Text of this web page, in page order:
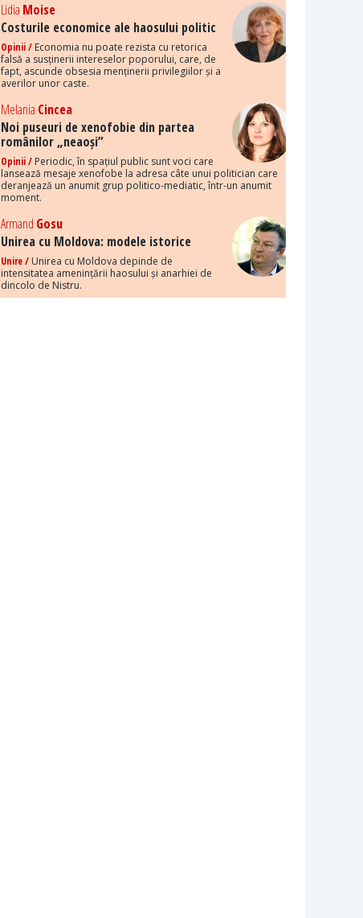
Lidia Moise
Costurile economice ale haosului politic
Opinii / Economia nu poate rezista cu retorica
falsă a susținerii intereselor poporului, care, de
fapt, ascunde obsesia menținerii privilegiilor și a
averilor unor caste.
Melania Cincea
Noi puseuri de xenofobie din partea
românilor „neaoși”
Opinii / Periodic, în spațiul public sunt voci care
lansează mesaje xenofobe la adresa câte unui politician care
deranjează un anumit grup politico-mediatic, într-un anumit
moment.
Armand Gosu
Unirea cu Moldova: modele istorice
Unire / Unirea cu Moldova depinde de
intensitatea amenințării haosului și anarhiei de
dincolo de Nistru.